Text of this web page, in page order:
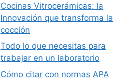
Cocinas Vitrocerámicas: la
Innovación que transforma la
cocción
Todo lo que necesitas para
trabajar en un laboratorio
Cómo citar con normas APA